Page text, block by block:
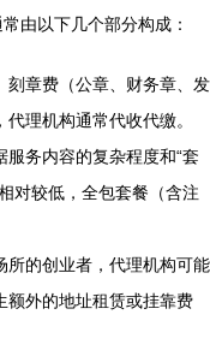
由以下几个部分构成：
刻章费（公章、财务章、发
理机构通常代收代缴。
服务内容的复杂程度和“套
对较低，全包套餐（含注
所的创业者，代理机构可能
额外的地址租赁或挂靠费